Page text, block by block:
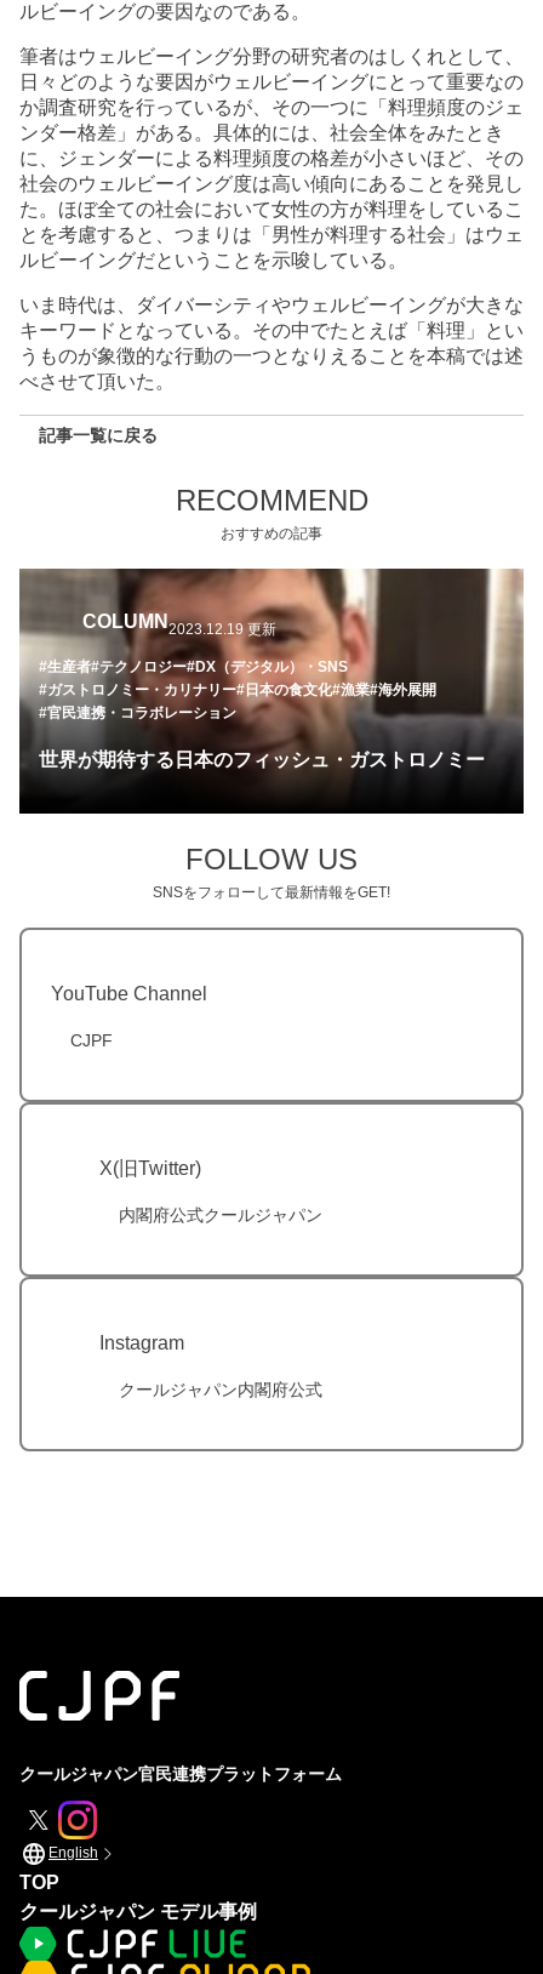
ルビーイングの要因なのである。
筆者はウェルビーイング分野の研究者のはしくれとして、
日々どのような要因がウェルビーイングにとって重要なの
か調査研究を行っているが、その一つに「料理頻度のジェ
ンダー格差」がある。具体的には、社会全体をみたとき
に、ジェンダーによる料理頻度の格差が小さいほど、その
社会のウェルビーイング度は高い傾向にあることを発見し
た。ほぼ全ての社会において女性の方が料理をしているこ
とを考慮すると、つまりは「男性が料理する社会」はウェ
ルビーイングだということを示唆している。
いま時代は、ダイバーシティやウェルビーイングが大きな
キーワードとなっている。その中でたとえば「料理」とい
うものが象徴的な行動の一つとなりえることを本稿では述
べさせて頂いた。
記事一覧に戻る
RECOMMEND
おすすめの記事
COLUMN2023.12.19 更新
#生産者#テクノロジー#DX（デジタル）・SNS
#ガストロノミー・カリナリー#日本の食文化#漁業#海外展開
#官民連携・コラボレーション
世界が期待する日本のフィッシュ・ガストロノミー
FOLLOW US
SNSをフォローして最新情報をGET!
YouTube Channel
CJPF
X(旧Twitter)
内閣府公式クールジャパン
Instagram
クールジャパン内閣府公式
クールジャパン官民連携プラットフォーム
English
TOP
クールジャパン モデル事例